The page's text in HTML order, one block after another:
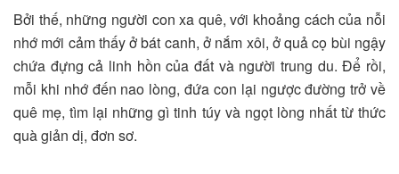
Bởi thế, những người con xa quê, với khoảng cách của nỗi
nhớ mới cảm thấy ở bát canh, ở nắm xôi, ở quả cọ bùi ngậy
chứa đựng cả linh hồn của đất và người trung du. Để rồi,
mỗi khi nhớ đến nao lòng, đứa con lại ngược đường trở về
quê mẹ, tìm lại những gì tinh túy và ngọt lòng nhất từ thức
quà giản dị, đơn sơ.